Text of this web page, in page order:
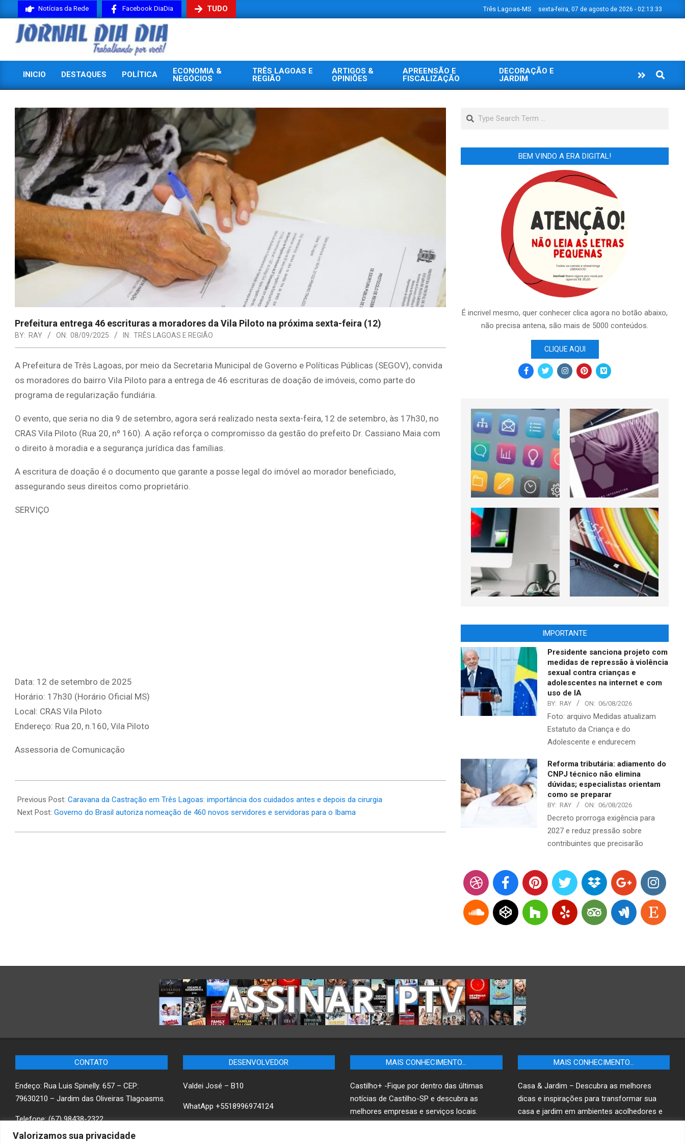
Valorizamos sua privacidade
to
content
Notícias da Rede Facebook DiaDia TUDO Três Lagoas-MS sexta-feira, 07 de agosto de 2026 - 02:13:33
JORNAL
DIADIA
Menu
INICIO DESTAQUES POLÍTICA
ECONOMIA &
NEGÓCIOS
TRÊS LAGOAS E
REGIÃO
ARTIGOS &
OPINIÕES
APREENSÃO E
FISCALIZAÇÃO
DECORAÇÃO E
JARDIM
Search
Prefeitura entrega 46 escrituras a moradores da Vila Piloto na próxima sexta-feira (12)
BY: RAY ON: 08/09/2025 IN: TRÊS LAGOAS E REGIÃO
A Prefeitura de Três Lagoas, por meio da Secretaria Municipal de Governo e Políticas Públicas (SEGOV), convida
os moradores do bairro Vila Piloto para a entrega de 46 escrituras de doação de imóveis, como parte do
programa de regularização fundiária.
O evento, que seria no dia 9 de setembro, agora será realizado nesta sexta-feira, 12 de setembro, às 17h30, no
CRAS Vila Piloto (Rua 20, nº 160). A ação reforça o compromisso da gestão do prefeito Dr. Cassiano Maia com
o direito à moradia e a segurança jurídica das famílias.
A escritura de doação é o documento que garante a posse legal do imóvel ao morador beneficiado,
assegurando seus direitos como proprietário.
SERVIÇO
Data: 12 de setembro de 2025
Horário: 17h30 (Horário Oficial MS)
Local: CRAS Vila Piloto
Endereço: Rua 20, n.160, Vila Piloto
Assessoria de Comunicação
09-
08
Previous Post: Caravana da Castração em Três Lagoas: importância dos cuidados antes e depois da cirurgia
Next Post: Governo do Brasil autoriza nomeação de 460 novos servidores e servidoras para o Ibama
Search
BEM VINDO A ERA DIGITAL!
É incrivel mesmo, quer conhecer clica agora no botão abaixo,
não precisa antena, são mais de 5000 conteúdos.
CLIQUE AQUI
IMPORTANTE
Presidente sanciona projeto com
medidas de repressão à violência
sexual contra crianças e
adolescentes na internet e com
uso de IA
BY: RAY ON: 06/08/2026
Foto: arquivo Medidas atualizam
Estatuto da Criança e do
Adolescente e endurecem
Reforma tributária: adiamento do
CNPJ técnico não elimina
dúvidas; especialistas orientam
como se preparar
BY: RAY ON: 06/08/2026
Decreto prorroga exigência para
2027 e reduz pressão sobre
contribuintes que precisarão
CONTATO
Endeço: Rua Luis Spinelly. 657 – CEP:
79630210 – Jardim das Oliveiras Tlagoasms.
Telefone: (67) 98438-2322
DESENVOLVEDOR
Valdei José – B10
WhatApp +5518996974124
MAIS CONHECIMENTO…
Castilho+ -Fique por dentro das últimas
notícias de Castilho-SP e descubra as
melhores empresas e serviços locais.
MAIS CONHECIMENTO…
Casa & Jardim – Descubra as melhores
dicas e inspirações para transformar sua
casa e jardim em ambientes acolhedores e